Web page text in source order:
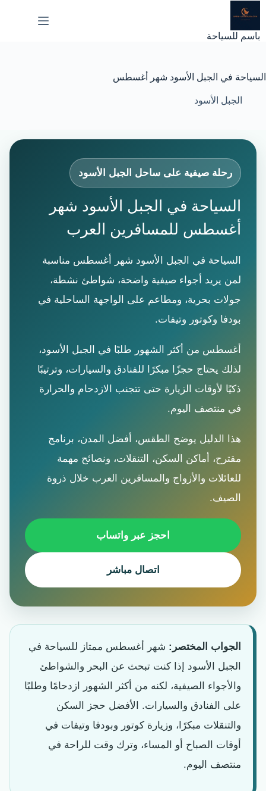
إلى
باسم للسياحة
السياحة في الجبل الأسود شهر أغسطس
الجبل الأسود
رحلة صيفية على ساحل الجبل الأسود
السياحة في الجبل الأسود شهر
أغسطس للمسافرين العرب
السياحة في الجبل الأسود شهر أغسطس مناسبة
لمن يريد أجواء صيفية واضحة، شواطئ نشطة،
جولات بحرية، ومطاعم على الواجهة الساحلية في
بودفا وكوتور وتيفات.
أغسطس من أكثر الشهور طلبًا في الجبل الأسود،
لذلك يحتاج حجزًا مبكرًا للفنادق والسيارات، وترتيبًا
ذكيًا لأوقات الزيارة حتى تتجنب الازدحام والحرارة
في منتصف اليوم.
هذا الدليل يوضح الطقس، أفضل المدن، برنامج
مقترح، أماكن السكن، التنقلات، ونصائح مهمة
للعائلات والأزواج والمسافرين العرب خلال ذروة
الصيف.
احجز عبر واتساب
اتصال مباشر
الجواب المختصر: شهر أغسطس ممتاز للسياحة في
الجبل الأسود إذا كنت تبحث عن البحر والشواطئ
والأجواء الصيفية، لكنه من أكثر الشهور ازدحامًا وطلبًا
على الفنادق والسيارات. الأفضل حجز السكن
والتنقلات مبكرًا، وزيارة كوتور وبودفا وتيفات في
أوقات الصباح أو المساء، وترك وقت للراحة في
منتصف اليوم.